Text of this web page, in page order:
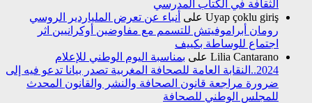
الثقافة في الكتاب المدرسي
Uyap çoklu giriş على أنباء عن تعرض الملياردير الروسي
رومان أبراموفيتش للتسمم مع مفاوضين أوكرانيين اثر
اجتماع للوساطة بكييف
Lilia Cantarano على بمناسبة اليوم الوطني للإعلام
2024..النقابة العامة للصحافة المغربية تصدر بيانا تدعو فيه إلى
ضرورة مراجعة قانون الصحافة والنشر والقانون المحدث
للمجلس الوطني للصحافة